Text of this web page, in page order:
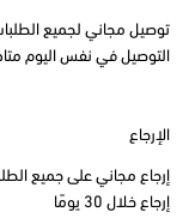
توصيل مجاني لجميع
التوصيل في نفس اليوم
الإرجاع
إرجاع مجاني على جميع
إرجاع خلال 30 يومًا